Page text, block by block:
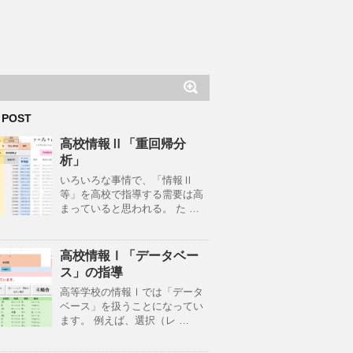
高校情報Ⅱ「重回帰分
析」
いろいろな事情で、「情報Ⅱ
等」を高校で指導する需要は高
まっていると思われる。 た …
高校情報Ⅰ「データベー
ス」の指導
高等学校の情報Ⅰでは「データ
ベース」を扱うことになってい
ます。 例えば、選択（レ …